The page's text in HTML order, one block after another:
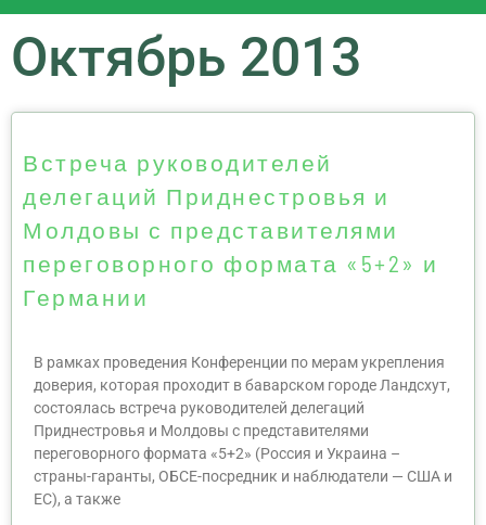
Октябрь 2013
Встреча руководителей
делегаций Приднестровья и
Молдовы с представителями
переговорного формата «5+2» и
Германии
В рамках проведения Конференции по мерам укрепления
доверия, которая проходит в баварском городе Ландсхут,
состоялась встреча руководителей делегаций
Приднестровья и Молдовы с представителями
переговорного формата «5+2» (Россия и Украина –
страны-гаранты, ОБСЕ-посредник и наблюдатели — США и
ЕС), а также